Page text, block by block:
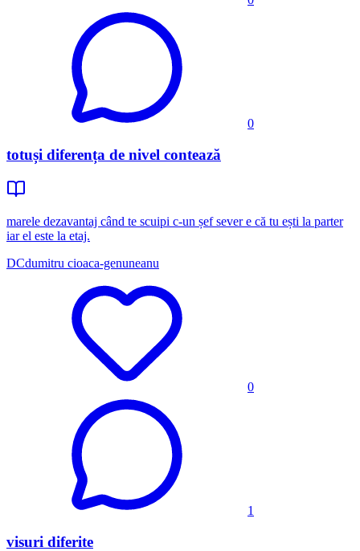
0
totuși diferența de nivel contează
marele dezavantaj când te scuipi c-un șef sever e că tu ești la parter
iar el este la etaj.
DCdumitru cioaca-genuneanu
0
1
visuri diferite